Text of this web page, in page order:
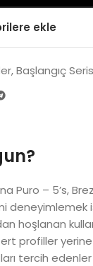
ekle
,Başlangıç
Puro – 5’s,
deneyimlemek
hoşlanan
profiller
tercih